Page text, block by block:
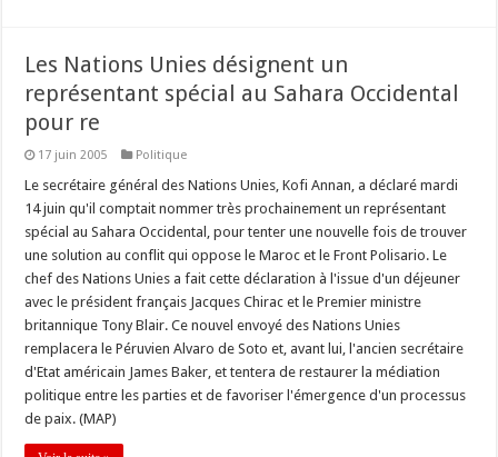
Les Nations Unies désignent un
représentant spécial au Sahara Occidental
pour re
17 juin 2005 Politique
Le secrétaire général des Nations Unies, Kofi Annan, a déclaré mardi
14 juin qu'il comptait nommer très prochainement un représentant
spécial au Sahara Occidental, pour tenter une nouvelle fois de trouver
une solution au conflit qui oppose le Maroc et le Front Polisario. Le
chef des Nations Unies a fait cette déclaration à l'issue d'un déjeuner
avec le président français Jacques Chirac et le Premier ministre
britannique Tony Blair. Ce nouvel envoyé des Nations Unies
remplacera le Péruvien Alvaro de Soto et, avant lui, l'ancien secrétaire
d'Etat américain James Baker, et tentera de restaurer la médiation
politique entre les parties et de favoriser l'émergence d'un processus
de paix. (MAP)